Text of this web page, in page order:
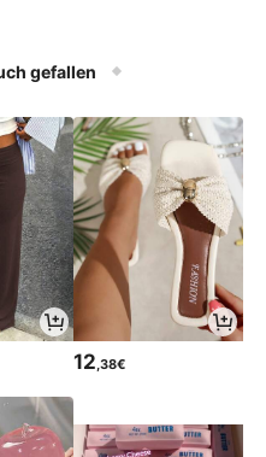
gefallen
12 ,38€